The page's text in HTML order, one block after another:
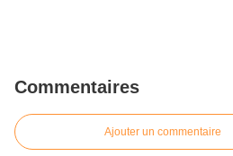
Commentaires
Ajouter un commentaire